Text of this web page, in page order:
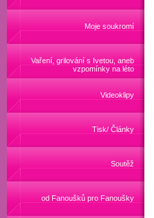
Moje soukromí
Vaření, grilování s Ivetou, aneb
vzpomínky na léto
Videoklipy
Tisk/ Články
Soutěž
od Fanoušků pro Fanoušky